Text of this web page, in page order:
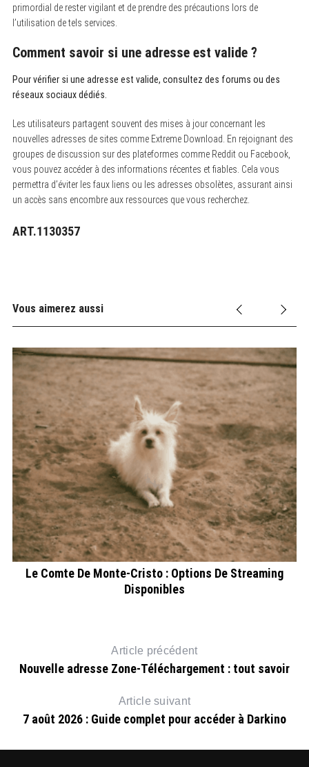
primordial de rester vigilant et de prendre des précautions lors de
l’utilisation de tels services.
Comment savoir si une adresse est valide ?
Pour vérifier si une adresse est valide, consultez des forums ou des
réseaux sociaux dédiés.
Les utilisateurs partagent souvent des mises à jour concernant les
nouvelles adresses de sites comme Extreme Download. En rejoignant des
groupes de discussion sur des plateformes comme Reddit ou Facebook,
vous pouvez accéder à des informations récentes et fiables. Cela vous
permettra d’éviter les faux liens ou les adresses obsolètes, assurant ainsi
un accès sans encombre aux ressources que vous recherchez.
ART.1130357
Vous aimerez aussi
Le Comte De Monte-Cristo : Options De Streaming
Disponibles
Article précédent
Nouvelle adresse Zone-Téléchargement : tout savoir
Article suivant
7 août 2026 : Guide complet pour accéder à Darkino